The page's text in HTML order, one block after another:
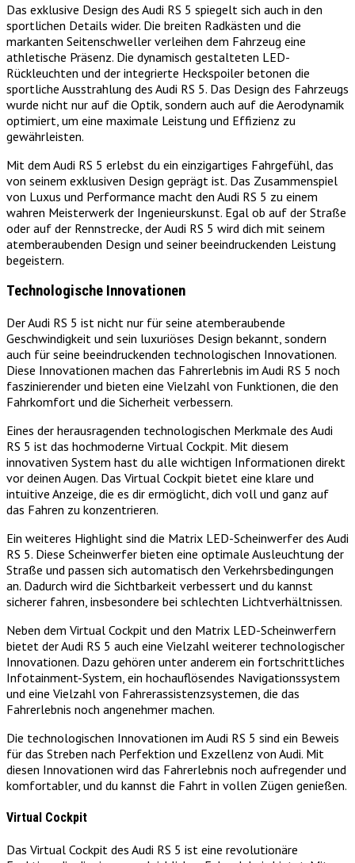
Das exklusive Design des Audi RS 5 spiegelt sich auch in den
sportlichen Details wider. Die breiten Radkästen und die
markanten Seitenschweller verleihen dem Fahrzeug eine
athletische Präsenz. Die dynamisch gestalteten LED-
Rückleuchten und der integrierte Heckspoiler betonen die
sportliche Ausstrahlung des Audi RS 5. Das Design des Fahrzeugs
wurde nicht nur auf die Optik, sondern auch auf die Aerodynamik
optimiert, um eine maximale Leistung und Effizienz zu
gewährleisten.
Mit dem Audi RS 5 erlebst du ein einzigartiges Fahrgefühl, das
von seinem exklusiven Design geprägt ist. Das Zusammenspiel
von Luxus und Performance macht den Audi RS 5 zu einem
wahren Meisterwerk der Ingenieurskunst. Egal ob auf der Straße
oder auf der Rennstrecke, der Audi RS 5 wird dich mit seinem
atemberaubenden Design und seiner beeindruckenden Leistung
begeistern.
Technologische Innovationen
Der Audi RS 5 ist nicht nur für seine atemberaubende
Geschwindigkeit und sein luxuriöses Design bekannt, sondern
auch für seine beeindruckenden technologischen Innovationen.
Diese Innovationen machen das Fahrerlebnis im Audi RS 5 noch
faszinierender und bieten eine Vielzahl von Funktionen, die den
Fahrkomfort und die Sicherheit verbessern.
Eines der herausragenden technologischen Merkmale des Audi
RS 5 ist das hochmoderne Virtual Cockpit. Mit diesem
innovativen System hast du alle wichtigen Informationen direkt
vor deinen Augen. Das Virtual Cockpit bietet eine klare und
intuitive Anzeige, die es dir ermöglicht, dich voll und ganz auf
das Fahren zu konzentrieren.
Ein weiteres Highlight sind die Matrix LED-Scheinwerfer des Audi
RS 5. Diese Scheinwerfer bieten eine optimale Ausleuchtung der
Straße und passen sich automatisch den Verkehrsbedingungen
an. Dadurch wird die Sichtbarkeit verbessert und du kannst
sicherer fahren, insbesondere bei schlechten Lichtverhältnissen.
Neben dem Virtual Cockpit und den Matrix LED-Scheinwerfern
bietet der Audi RS 5 auch eine Vielzahl weiterer technologischer
Innovationen. Dazu gehören unter anderem ein fortschrittliches
Infotainment-System, ein hochauflösendes Navigationssystem
und eine Vielzahl von Fahrerassistenzsystemen, die das
Fahrerlebnis noch angenehmer machen.
Die technologischen Innovationen im Audi RS 5 sind ein Beweis
für das Streben nach Perfektion und Exzellenz von Audi. Mit
diesen Innovationen wird das Fahrerlebnis noch aufregender und
komfortabler, und du kannst die Fahrt in vollen Zügen genießen.
Virtual Cockpit
Das Virtual Cockpit des Audi RS 5 ist eine revolutionäre